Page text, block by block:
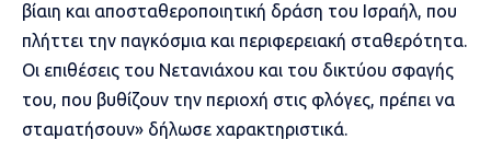
βίαιη και αποσταθεροποιητική δράση του Ισραήλ, που
πλήττει την παγκόσμια και περιφερειακή σταθερότητα.
Οι επιθέσεις του Νετανιάχου και του δικτύου σφαγής
του, που βυθίζουν την περιοχή στις φλόγες, πρέπει να
σταματήσουν» δήλωσε χαρακτηριστικά.